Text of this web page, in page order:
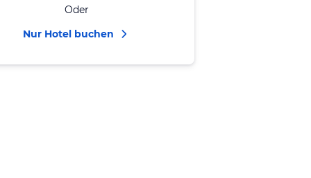
Oder
Nur Hotel buchen